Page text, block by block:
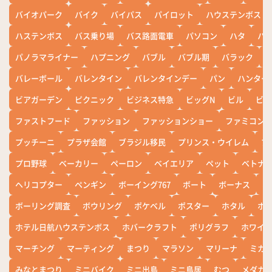
バイオパーク
バイク バイパス パイロット
ハウステンボス
ハステンボス
バス乗り場 バス路面電車 パソコン ハタ
ハ
パノラマライナー
ハプニング バブル バブル期 バラック
バレーボール
バレンタイン バレンタインデー パン
ハンター
ビアガーデン
ピクニック ビジネス特急 ビッグN ビル
ビワ
ファストフード
ファッション ファッションショー
ファミコン
プッチーニ
プラザ会館 ブラジル移民 プリンス・ウイレム
ブ
プロ野球
ベーカリー ペーロン ベイエリア ペット
ベトナ
ヘリコプター
ペンギン ボーイング767 ボート ボーナス
ボーリング調査
ボウリング ポケベル ポスター ホタル
ホ
ホテル日航ハウステンボス
ホバークラフト ポリグラフ
ホワイ
マーチング
マーティング まつり マラソン マリーナ
ミカ
みなとまつり
ミニバイク ミニ出島 ミニ鳥居 むつ
メダカ